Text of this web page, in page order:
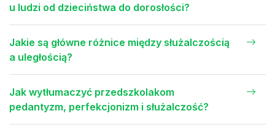
u ludzi od dzieciństwa do dorosłości?
Jakie są główne różnice między służalczością
a uległością?
Jak wytłumaczyć przedszkolakom
pedantyzm, perfekcjonizm i służalczość?